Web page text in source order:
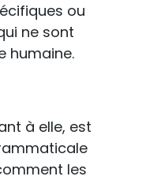
ou
ne sont
humaine.
à elle, est
les